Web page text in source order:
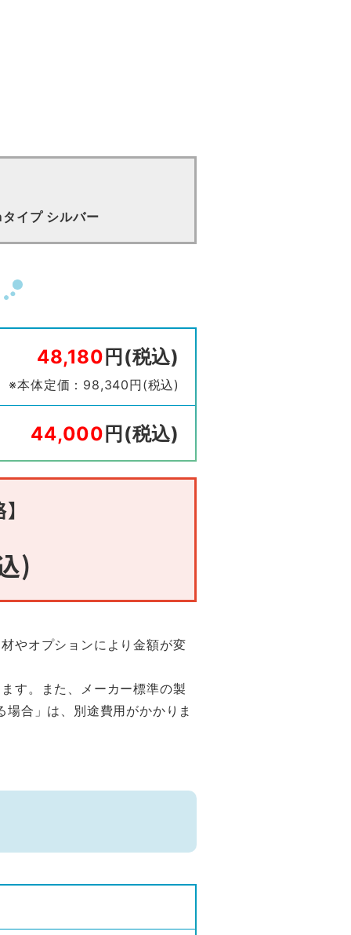
イプ シルバー
48,180円(税込)
※本体定価：98,340円(税込)
44,000円(税込)
)
やオプションにより金額が変
す。また、メーカー標準の製
合」は、別途費用がかかりま